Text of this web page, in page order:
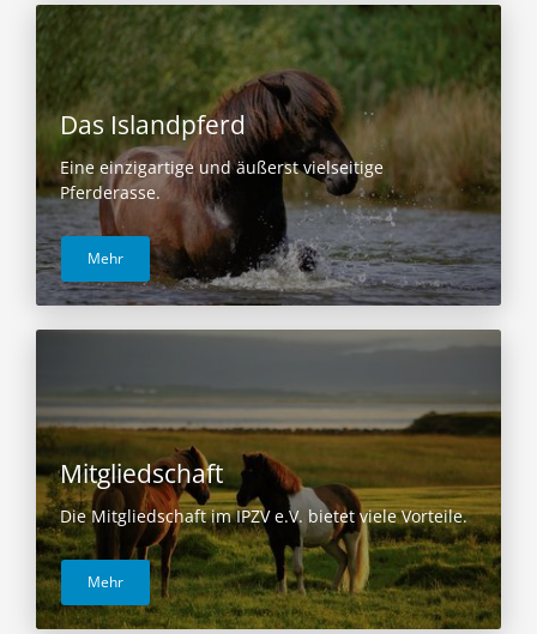
Das Islandpferd
Eine einzigartige und äußerst vielseitige
Pferderasse.
Mehr
Mitgliedschaft
Die Mitgliedschaft im IPZV e.V. bietet viele Vorteile.
Mehr